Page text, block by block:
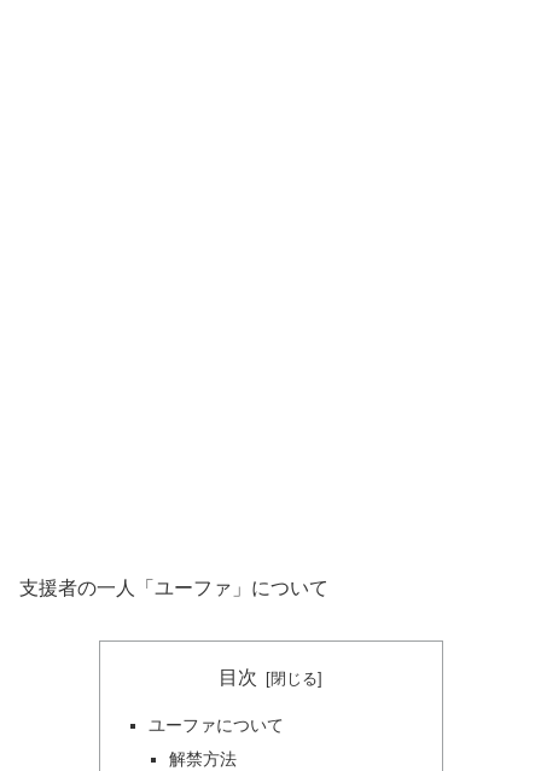
支援者の一人「ユーファ」について
目次
ユーファについて
解禁方法